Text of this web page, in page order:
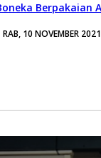
Berpakaian
10 NOVEMBER 2021